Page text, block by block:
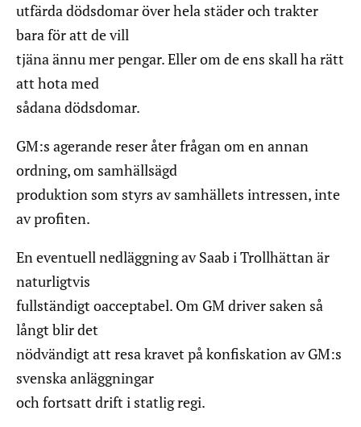
utfärda dödsdomar över hela städer och trakter
bara för att de vill
tjäna ännu mer pengar. Eller om de ens skall ha rätt
att hota med
sådana dödsdomar.
GM:s agerande reser åter frågan om en annan
ordning, om samhällsägd
produktion som styrs av samhällets intressen, inte
av profiten.
En eventuell nedläggning av Saab i Trollhättan är
naturligtvis
fullständigt oacceptabel. Om GM driver saken så
långt blir det
nödvändigt att resa kravet på konfiskation av GM:s
svenska anläggningar
och fortsatt drift i statlig regi.